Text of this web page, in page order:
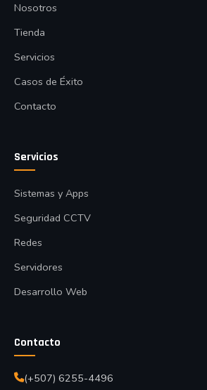
Nosotros
Tienda
Servicios
Casos de Éxito
Contacto
Servicios
Sistemas y Apps
Seguridad CCTV
Redes
Servidores
Desarrollo Web
Contacto
(+507) 6255-4496